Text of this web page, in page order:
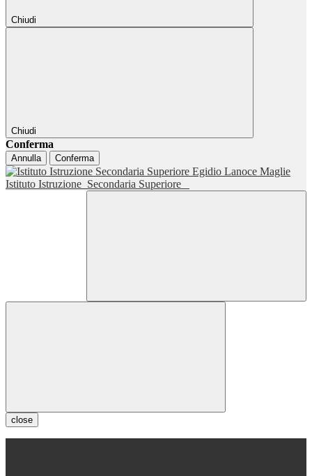
Chiudi
Chiudi
Conferma
Annulla Conferma
Istituto Istruzione Secondaria Superiore
close